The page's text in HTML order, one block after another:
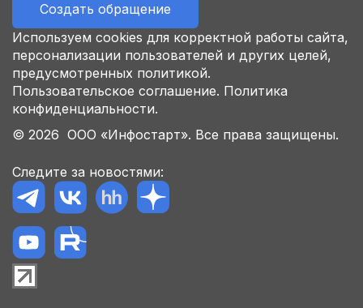
Создать обращение
Используем cookies для корректной работы сайта,
персонализации пользователей и других целей,
предусмотренных политикой.
Пользовательское соглашение. Политика
конфиденциальности.
© 2026 ООО «Инфостарт». Все права защищены.
Следите за новостями: